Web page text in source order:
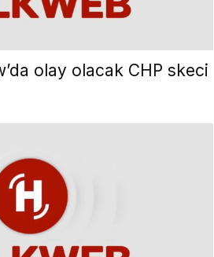
olay olacak CHP skeci